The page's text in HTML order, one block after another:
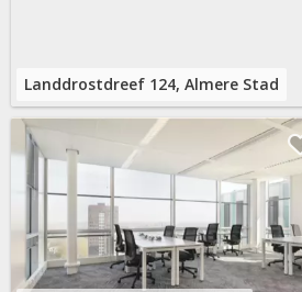
Landdrostdreef 124, Almere Stad